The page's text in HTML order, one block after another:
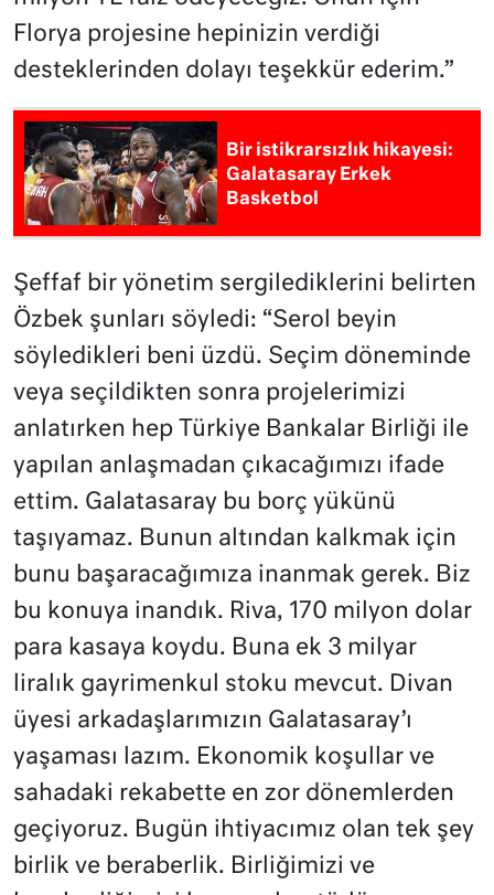
Florya projesine hepinizin verdiği
desteklerinden dolayı teşekkür ederim.”
Bir istikrarsızlık hikayesi:
Galatasaray Erkek
Basketbol
Şeffaf bir yönetim sergilediklerini belirten
Özbek şunları söyledi: “Serol beyin
söyledikleri beni üzdü. Seçim döneminde
veya seçildikten sonra projelerimizi
anlatırken hep Türkiye Bankalar Birliği ile
yapılan anlaşmadan çıkacağımızı ifade
ettim. Galatasaray bu borç yükünü
taşıyamaz. Bunun altından kalkmak için
bunu başaracağımıza inanmak gerek. Biz
bu konuya inandık. Riva, 170 milyon dolar
para kasaya koydu. Buna ek 3 milyar
liralık gayrimenkul stoku mevcut. Divan
üyesi arkadaşlarımızın Galatasaray’ı
yaşaması lazım. Ekonomik koşullar ve
sahadaki rekabette en zor dönemlerden
geçiyoruz. Bugün ihtiyacımız olan tek şey
birlik ve beraberlik. Birliğimizi ve